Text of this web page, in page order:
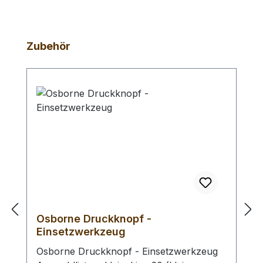
Produktgalerie überspringen
Zubehör
Osborne Druckknopf -
Einsetzwerkzeug
Osborne Druckknopf - Einsetzwerkzeug